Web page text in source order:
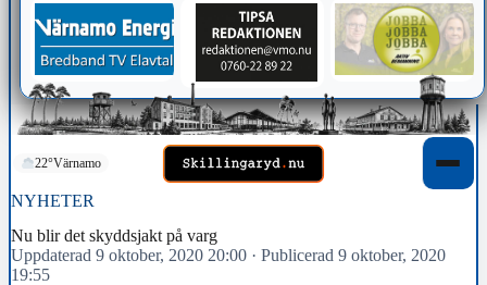
22°Värnamo
NYHETER
Nu blir det skyddsjakt på varg
Uppdaterad 9 oktober, 2020 20:00 · Publicerad 9 oktober, 2020
19:55